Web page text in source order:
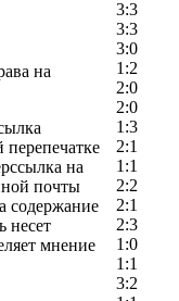
3:3
3:3
3:0
1:2
2:0
2:0
1:3
2:1
1:1
2:2
2:1
2:3
1:0
1:1
3:2
на
на
почты
содержание
несет
мнение